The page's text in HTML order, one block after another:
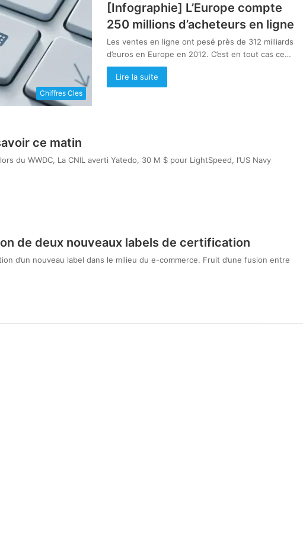
Chiffres Cles
[Infographie] L’Europe compte
250 millions d’acheteurs en ligne
Les ventes en ligne ont pesé près de 312 milliards
d’euros en Europe en 2012. C’est en tout cas ce…
Lire la suite
ce matin
du WWDC, La CNIL averti Yatedo, 30 M $ pour LightSpeed, l’US Navy
de deux nouveaux labels de certification
d’un nouveau label dans le milieu du e-commerce. Fruit d’une fusion entre